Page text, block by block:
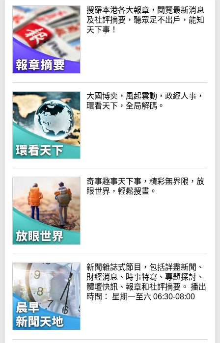
搜羅本港各大報章，閱覽最新消息
及社評摘要，聽眾足不出戶，能知
天下事！
大國博奕，風起雲動，政經人事，
環看天下，全局解碼。
奇事趣事天下事，精彩無界限，放
眼世界，輕鬆搜畫。
新聞雜誌式節目，包括詳盡新聞、
財經消息、時事特寫、專題探討、
體壇快訊、報章和社評摘要。 播出
時間： 星期一至六 06:30-08:00